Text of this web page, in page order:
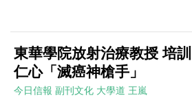
東華學院放射治療教授 培訓
仁心「滅癌神槍手」
今日信報 副刊文化 大學道 王嵐